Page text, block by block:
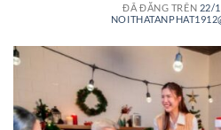
ĐÃ ĐĂNG TRÊN 22/